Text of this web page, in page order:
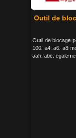
Outil de
Outil de blocage
100. a4. a6. a8
aah. abc.